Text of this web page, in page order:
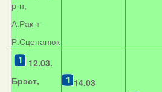
р-н,
А.Рак +
Р.Сцепанюк
12.03.
Брэст,
14.03